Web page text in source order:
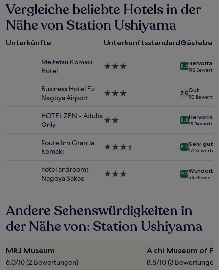
den
letzten
24 Stunden
für
einen
1 Übernachtung
gefunden
Verfügbarkeiten
zusätzliche
Vergleiche beliebte Hotels in der
Nähe von Station Ushiyama
Unterkünfte Unterkunftsstandard
Meitetsu Komaki
Hotel
3.0-
8.6
192
Business Hotel Fiz
Nagoya Airport
3.0-
7.0Gut
110
HOTEL ZEN - Adults
Only
2.0-
8.8
15
Route Inn Grantia
Komaki
3.5-
8.0Sehr gut
171
hotel androoms
Nagoya Sakae
3.0-
9.2
516
Andere Sehenswürdigkeiten in
der Nähe von: Station Ushiyama
MRJ Museum
6.0/10 (2 Bewertungen)
Aichi Museum of
8.8/10 (3 Bewertungen)